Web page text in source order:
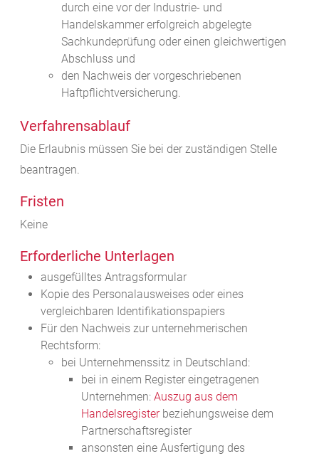
durch eine vor der Industrie- und
Handelskammer erfolgreich abgelegte
Sachkundeprüfung oder einen gleichwertigen
Abschluss und
den Nachweis der vorgeschriebenen
Haftpflichtversicherung.
Verfahrensablauf
Die Erlaubnis müssen Sie bei der zuständigen Stelle
beantragen.
Fristen
Keine
Erforderliche Unterlagen
ausgefülltes Antragsformular
Kopie des Personalausweises oder eines
vergleichbaren Identifikationspapiers
Für den Nachweis zur unternehmerischen
Rechtsform:
bei Unternehmenssitz in Deutschland:
bei in einem Register eingetragenen
Unternehmen:Auszug aus dem
Handelsregisterbeziehungsweise dem
Partnerschaftsregister
ansonsten eine Ausfertigung des